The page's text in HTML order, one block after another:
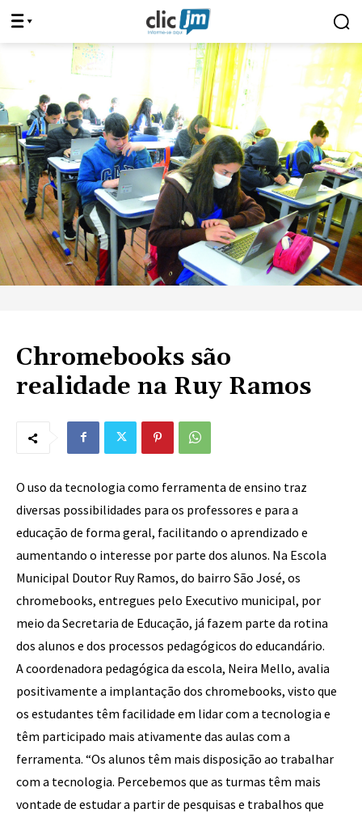
Chromebooks são
realidade na Ruy Ramos
O uso da tecnologia como ferramenta de ensino traz
diversas possibilidades para os professores e para a
educação de forma geral, facilitando o aprendizado e
aumentando o interesse por parte dos alunos. Na Escola
Municipal Doutor Ruy Ramos, do bairro São José, os
chromebooks, entregues pelo Executivo municipal, por
meio da Secretaria de Educação, já fazem parte da rotina
dos alunos e dos processos pedagógicos do educandário.
A coordenadora pedagógica da escola, Neira Mello, avalia
positivamente a implantação dos chromebooks, visto que
os estudantes têm facilidade em lidar com a tecnologia e
têm participado mais ativamente das aulas com a
ferramenta. “Os alunos têm mais disposição ao trabalhar
com a tecnologia. Percebemos que as turmas têm mais
vontade de estudar a partir de pesquisas e trabalhos que